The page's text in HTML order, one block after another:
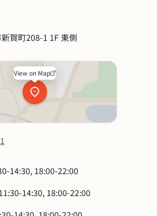
賀町208-1 1F 東側
View on Map
14:30, 18:00-22:00
14:30, 18:00-22:00